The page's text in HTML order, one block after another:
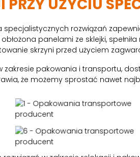
PRZY UŻYCIU
specjalistycznych rozwiązań
panelami ze sklejki,
skrzyni przed użyciem
zakresie pakowania i transportu,
że możemy sprostać nawet